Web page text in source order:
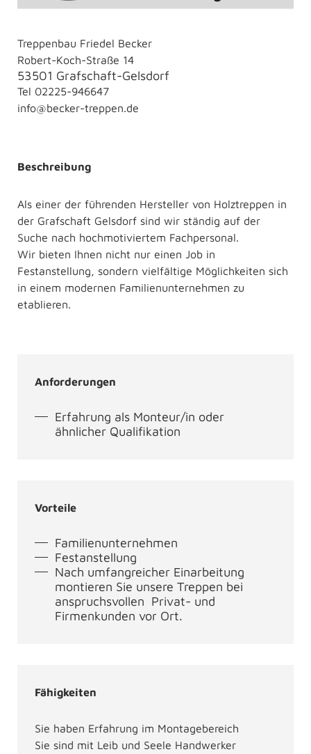
Treppenbau Friedel Becker
Robert-Koch-Straße 14
53501 Grafschaft-Gelsdorf
Tel 02225-946647
info@becker-treppen.de
Beschreibung
Als einer der führenden Hersteller von Holztreppen in
der Grafschaft Gelsdorf sind wir ständig auf der
Suche nach hochmotiviertem Fachpersonal.
Wir bieten Ihnen nicht nur einen Job in
Festanstellung, sondern vielfältige Möglichkeiten sich
in einem modernen Familienunternehmen zu
etablieren.
Anforderungen
Erfahrung als Monteur/in oder
ähnlicher Qualifikation
Vorteile
Familienunternehmen
Festanstellung
Nach umfangreicher Einarbeitung
montieren Sie unsere Treppen bei
anspruchsvollen Privat- und
Firmenkunden vor Ort.
Fähigkeiten
Sie haben Erfahrung im Montagebereich
Sie sind mit Leib und Seele Handwerker